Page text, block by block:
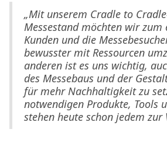
„Mit unserem Cradle to
Messestand möchten wir zum
Kunden und die
bewusster mit Ressourcen
anderen ist es uns wichtig,
des Messebaus und der
für mehr Nachhaltigkeit zu
notwendigen Produkte, Tools
stehen heute schon jedem zur